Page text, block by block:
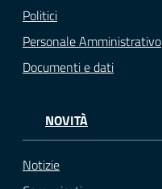
Politici
Personale Amministrativo
Documenti e dati
NOVITÀ
Notizie